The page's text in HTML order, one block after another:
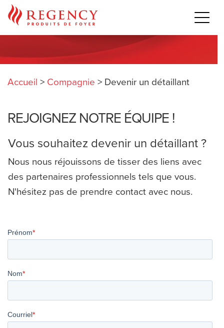
Accueil > Compagnie > Devenir un détaillant
REJOIGNEZ NOTRE ÉQUIPE !
Vous souhaitez devenir un détaillant ?
Nous nous réjouissons de tisser des liens avec
des partenaires professionnels tels que vous.
N'hésitez pas de prendre contact avec nous.